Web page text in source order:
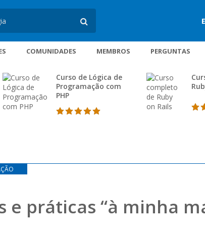
COMUNIDADES MEMBROS PERGUNTAS
Curso de Lógica de
Programação com
PHP
e práticas “à minha